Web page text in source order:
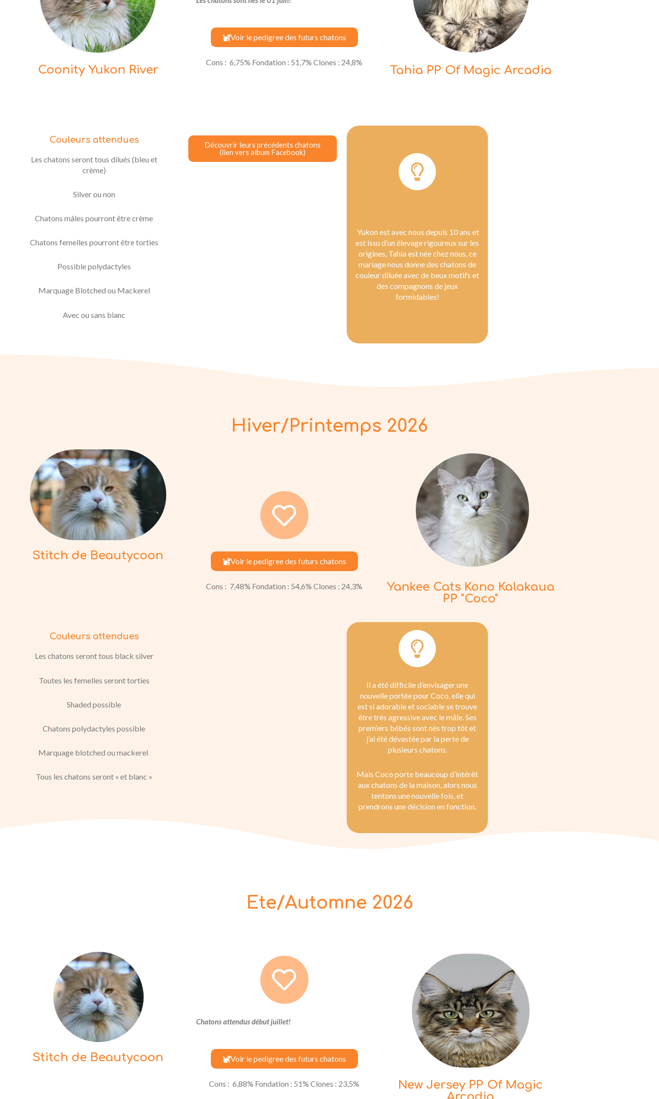
Coonity Yukon River
Voir le pedigree des futurs chatons
Cons : 6,75% Fondation : 51,7% Clones : 24,8%
Tahia PP Of Magic Arcadia
Couleurs attendues
Les chatons seront tous dilués (bleu et
crème)
Silver ou non
Chatons mâles pourront être crème
Chatons femelles pourront être torties
Possible polydactyles
Marquage Blotched ou Mackerel
Avec ou sans blanc
Découvrir leurs précédents chatons
(lien vers album Facebook)
Yukon est avec nous depuis 10 ans et
est issu d’un élevage rigoureux sur les
origines, Tahia est née chez nous, ce
mariage nous donne des chatons de
couleur diluée avec de beux motifs et
des compagnons de jeux
formidables!
Hiver/Printemps 2026
Stitch de Beautycoon Voir le pedigree des futurs chatons
Cons : 7,48% Fondation : 54,6% Clones : 24,3%
Yankee Cats Kono Kalakaua
PP "Coco"
Couleurs attendues
Les chatons seront tous black silver
Toutes les femelles seront torties
Shaded possible
Chatons polydactyles possible
Marquage blotched ou mackerel
Tous les chatons seront « et blanc »
Il a été difficile d’envisager une
nouvelle portée pour Coco, elle qui
est si adorable et sociable se trouve
être très agressive avec le mâle. Ses
premiers bébés sont nés trop tôt et
j’ai été dévastée par la perte de
plusieurs chatons.
Mais Coco porte beaucoup d’intérêt
aux chatons de la maison, alors nous
tentons une nouvelle fois, et
prendrons une décision en fonction.
Ete/Automne 2026
Stitch de Beautycoon
Chatons attendus début juillet!
Voir le pedigree des futurs chatons
Cons : 6,88% Fondation : 51% Clones : 23,5%
New Jersey PP Of Magic